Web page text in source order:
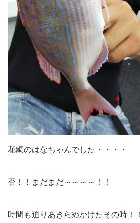
花鯛のはなちゃんでした・・・・
否！！まだまだ～～～～！！
時間も迫りあきらめかけたその時！！